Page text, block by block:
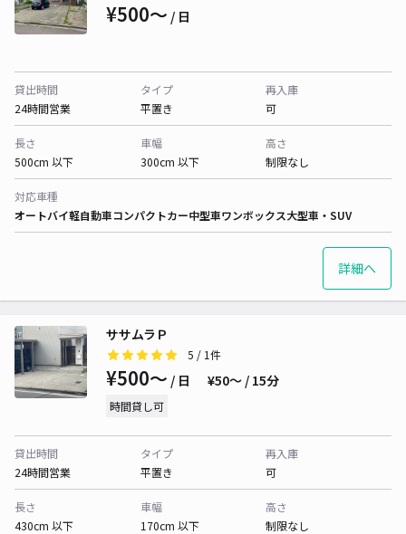
¥500〜 / 日
貸出時間
24時間営業
タイプ
平置き
再入庫
可
長さ
500cm 以下
車幅
300cm 以下
高さ
制限なし
対応車種
オートバイ軽自動車コンパクトカー中型車ワンボックス大型車・SUV
詳細へ
ササムラＰ
5 / 1件
¥500〜 / 日 ¥50〜 / 15分
時間貸し可
貸出時間
24時間営業
タイプ
平置き
再入庫
可
長さ
430cm 以下
車幅
170cm 以下
高さ
制限なし